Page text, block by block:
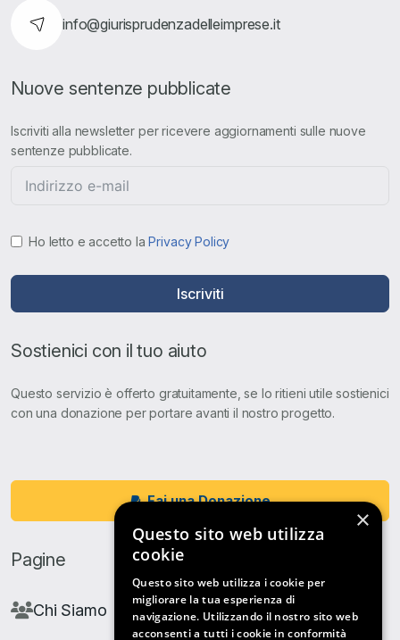
info@giurisprudenzadelleimprese.it
Nuove sentenze pubblicate
Iscriviti alla newsletter per ricevere aggiornamenti sulle nuove
sentenze pubblicate.
Ho letto e accetto laPrivacy Policy
Iscriviti
Sostienici con il tuo aiuto
Questo servizio è offerto gratuitamente, se lo ritieni utile sostienici
con una donazione per portare avanti il nostro progetto.
Fai una Donazione
Pagine
Chi Siamo
×
Questo sito web utilizza
cookie
Questo sito web utilizza i cookie per
migliorare la tua esperienza di
navigazione. Utilizzando il nostro sito web
acconsenti a tutti i cookie in conformità